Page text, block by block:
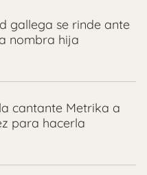
gallega se rinde ante
nombra hija
cantante Metrika a
para hacerla